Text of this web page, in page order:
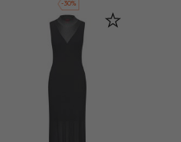
-30%